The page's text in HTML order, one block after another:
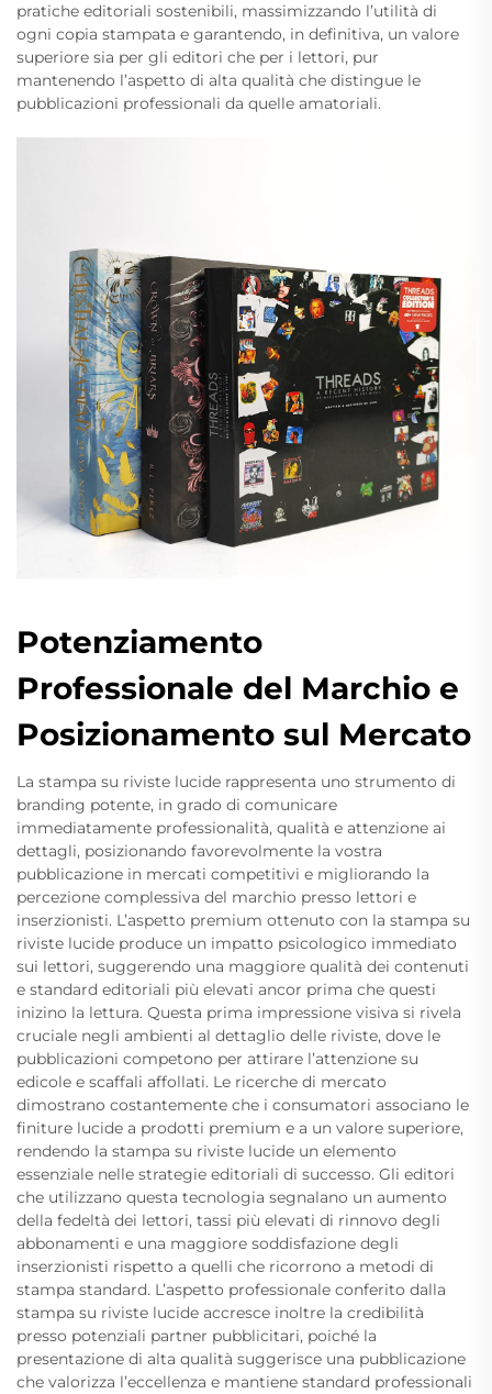
pratiche editoriali sostenibili, massimizzando l’utilità di
ogni copia stampata e garantendo, in definitiva, un valore
superiore sia per gli editori che per i lettori, pur
mantenendo l’aspetto di alta qualità che distingue le
pubblicazioni professionali da quelle amatoriali.
Potenziamento
Professionale del Marchio e
Posizionamento sul Mercato
La stampa su riviste lucide rappresenta uno strumento di
branding potente, in grado di comunicare
immediatamente professionalità, qualità e attenzione ai
dettagli, posizionando favorevolmente la vostra
pubblicazione in mercati competitivi e migliorando la
percezione complessiva del marchio presso lettori e
inserzionisti. L’aspetto premium ottenuto con la stampa su
riviste lucide produce un impatto psicologico immediato
sui lettori, suggerendo una maggiore qualità dei contenuti
e standard editoriali più elevati ancor prima che questi
inizino la lettura. Questa prima impressione visiva si rivela
cruciale negli ambienti al dettaglio delle riviste, dove le
pubblicazioni competono per attirare l’attenzione su
edicole e scaffali affollati. Le ricerche di mercato
dimostrano costantemente che i consumatori associano le
finiture lucide a prodotti premium e a un valore superiore,
rendendo la stampa su riviste lucide un elemento
essenziale nelle strategie editoriali di successo. Gli editori
che utilizzano questa tecnologia segnalano un aumento
della fedeltà dei lettori, tassi più elevati di rinnovo degli
abbonamenti e una maggiore soddisfazione degli
inserzionisti rispetto a quelli che ricorrono a metodi di
stampa standard. L’aspetto professionale conferito dalla
stampa su riviste lucide accresce inoltre la credibilità
presso potenziali partner pubblicitari, poiché la
presentazione di alta qualità suggerisce una pubblicazione
che valorizza l’eccellenza e mantiene standard professionali